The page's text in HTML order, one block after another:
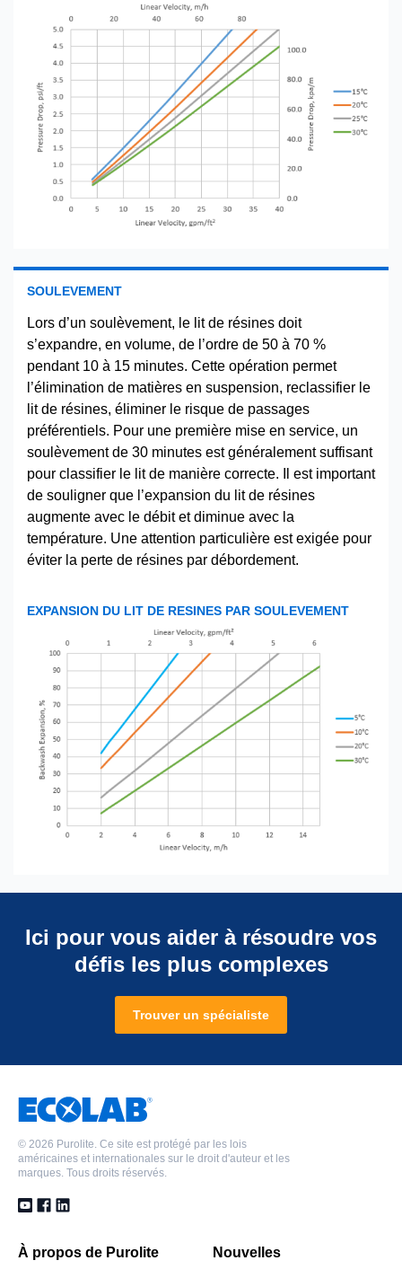
SOULEVEMENT
Lors d’un soulèvement, le lit de résines doit
s’expandre, en volume, de l’ordre de 50 à 70 %
pendant 10 à 15 minutes. Cette opération permet
l’élimination de matières en suspension, reclassifier le
lit de résines, éliminer le risque de passages
préférentiels. Pour une première mise en service, un
soulèvement de 30 minutes est généralement suffisant
pour classifier le lit de manière correcte. Il est important
de souligner que l’expansion du lit de résines
augmente avec le débit et diminue avec la
température. Une attention particulière est exigée pour
éviter la perte de résines par débordement.
EXPANSION DU LIT DE RESINES PAR SOULEVEMENT
Ici pour vous aider à résoudre vos
défis les plus complexes
Trouver un spécialiste
© 2026 Purolite. Ce site est protégé par les lois
américaines et internationales sur le droit d'auteur et les
marques. Tous droits réservés.
À propos de Purolite Nouvelles